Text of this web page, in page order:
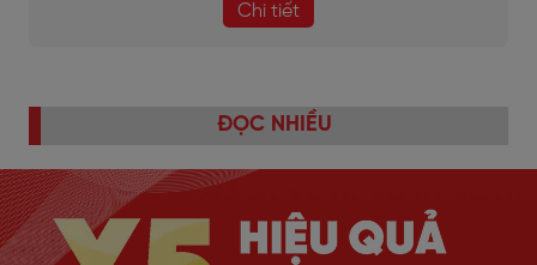
Chi tiết
ĐỌC NHIỀU